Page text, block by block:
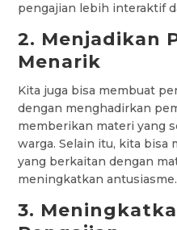
pengajian lebih interaktif
2. Menjadikan
Menarik
Kita juga bisa membuat
dengan menghadirkan
memberikan materi yang
warga. Selain itu, kita bisa
yang berkaitan dengan
meningkatkan antusiasme.
3.